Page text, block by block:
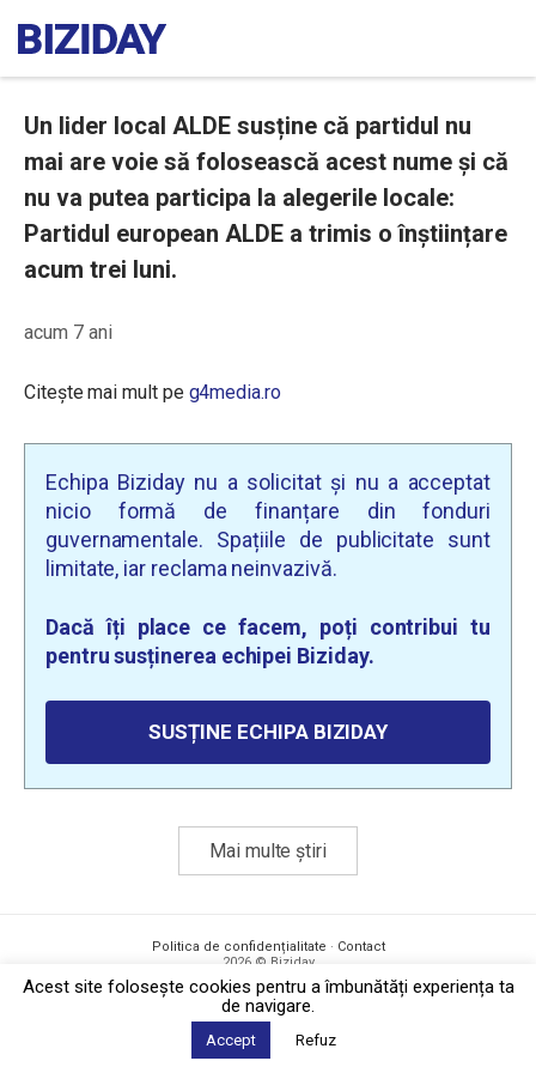
Un lider local ALDE susține că partidul nu
mai are voie să folosească acest nume și că
nu va putea participa la alegerile locale:
Partidul european ALDE a trimis o înștiințare
acum trei luni.
acum 7 ani
Citește mai mult pe g4media.ro
Echipa Biziday nu a solicitat și nu a acceptat
nicio formă de finanțare din fonduri
guvernamentale. Spațiile de publicitate sunt
limitate, iar reclama neinvazivă.
Dacă îți place ce facem, poți contribui tu
pentru susținerea echipei Biziday.
SUSȚINE ECHIPA BIZIDAY
Mai multe știri
Politica de confidențialitate · Contact
2026 © Biziday
Acest site foloseşte cookies pentru a îmbunătăți experiența ta
de navigare.
Accept Refuz